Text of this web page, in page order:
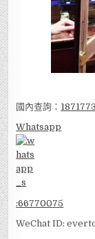
國內查詢：
Whatsapp
:66770075
WeChat ID: